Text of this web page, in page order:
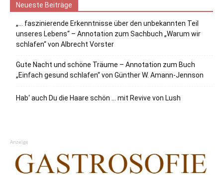
Neueste Beiträge
„… faszinierende Erkenntnisse über den unbekannten Teil
unseres Lebens“ – Annotation zum Sachbuch „Warum wir
schlafen“ von Albrecht Vorster
Gute Nacht und schöne Träume – Annotation zum Buch
„Einfach gesund schlafen“ von Günther W. Amann-Jennson
Hab‘ auch Du die Haare schön … mit Revive von Lush
Anzeige